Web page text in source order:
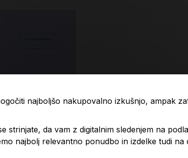
poročilo - za gradbena
najboljšo nakupovalno izkušnjo, ampak
strinjate, da vam z digitalnim sledenjem na
najbolj relevantno ponudbo in izdelke tudi na